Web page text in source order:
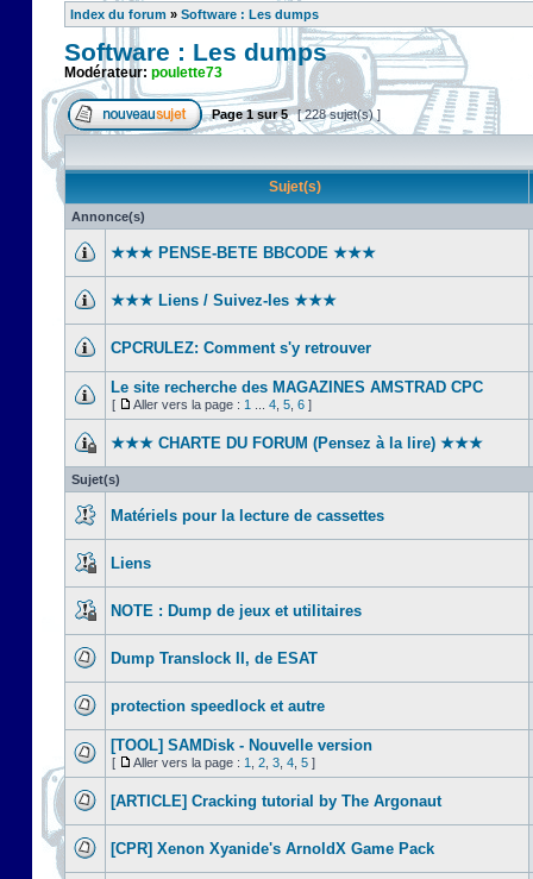
Index du forum » Software : Les dumps
Software : Les dumps
Modérateur: poulette73
Page1sur5 [ 228 sujet(s) ]
Sujet(s)
Annonce(s)
★★★ PENSE-BETE BBCODE ★★★
★★★ Liens / Suivez-les ★★★
CPCRULEZ: Comment s'y retrouver‎
Le site recherche des MAGAZINES AMSTRAD CPC
[ Aller vers la page : 1 4 5 6 ]
★★★ CHARTE DU FORUM (Pensez à la lire) ★★★
Sujet(s)
Matériels pour la lecture de cassettes
Liens
NOTE : Dump de jeux et utilitaires
Dump Translock II, de ESAT
protection speedlock et autre
[TOOL] SAMDisk - Nouvelle version
[ Aller vers la page : 1 2 3 4 5 ]
[ARTICLE] Cracking tutorial by The Argonaut
[CPR] Xenon Xyanide's ArnoldX Game Pack